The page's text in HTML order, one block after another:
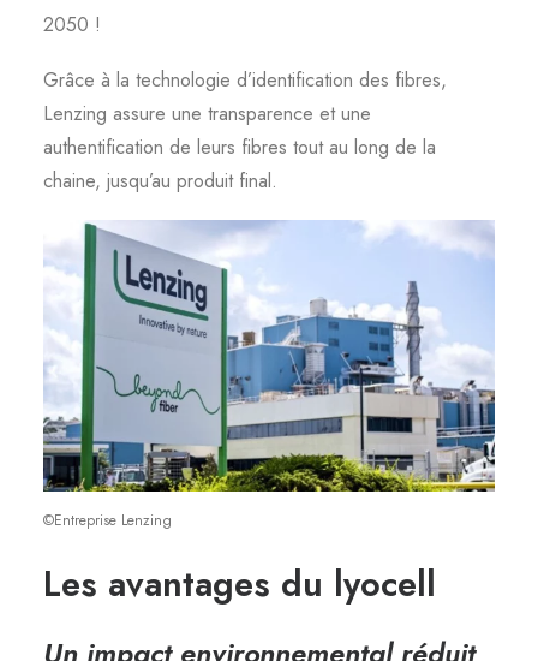
2050 !
Grâce à la technologie d’identification des fibres,
Lenzing assure une transparence et une
authentification de leurs fibres tout au long de la
chaine, jusqu’au produit final.
©Entreprise Lenzing
Les avantages du lyocell